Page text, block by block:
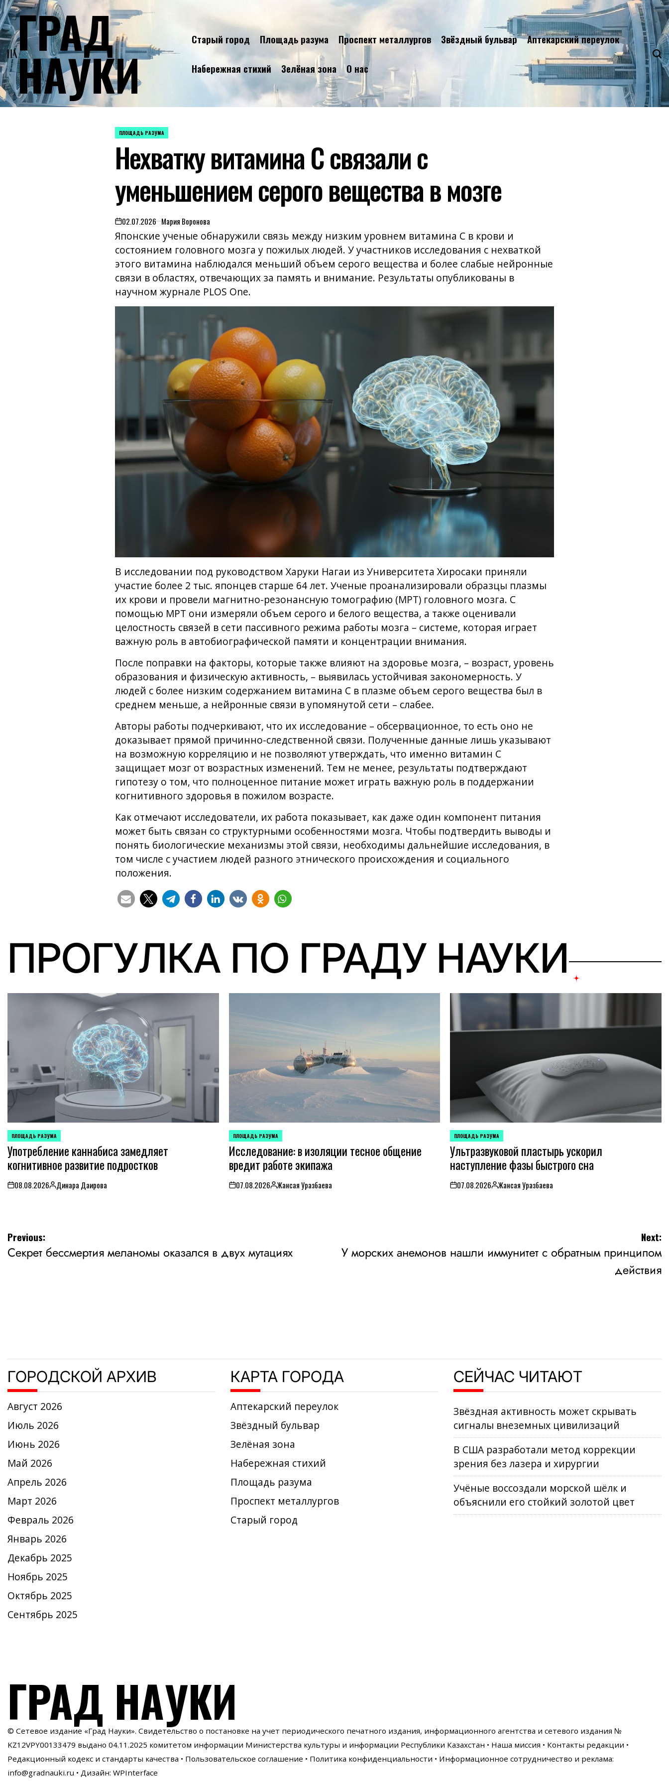
Skip
to
contentГРАД
НАУКИ
Старый город Площадь разума Проспект металлургов Звёздный бульвар Аптекарский переулок
Набережная стихий Зелёная зона О нас
POSTED
ПЛОЩАДЬ РАЗУМА
Нехватку витамина C связали с
уменьшением серого вещества в мозге
on02.07.2026 Мария Воронова
Японские ученые обнаружили связь между низким уровнем витамина C в крови и
состоянием головного мозга у пожилых людей. У участников исследования с нехваткой
этого витамина наблюдался меньший объем серого вещества и более слабые нейронные
связи в областях, отвечающих за память и внимание. Результаты опубликованы в
научном журнале PLOS One.
В исследовании под руководством Харуки Нагаи из Университета Хиросаки приняли
участие более 2 тыс. японцев старше 64 лет. Ученые проанализировали образцы плазмы
их крови и провели магнитно-резонансную томографию (МРТ) головного мозга. С
помощью МРТ они измеряли объем серого и белого вещества, а также оценивали
целостность связей в сети пассивного режима работы мозга – системе, которая играет
важную роль в автобиографической памяти и концентрации внимания.
После поправки на факторы, которые также влияют на здоровье мозга, – возраст, уровень
образования и физическую активность, – выявилась устойчивая закономерность. У
людей с более низким содержанием витамина С в плазме объем серого вещества был в
среднем меньше, а нейронные связи в упомянутой сети – слабее.
Авторы работы подчеркивают, что их исследование – обсервационное, то есть оно не
доказывает прямой причинно-следственной связи. Полученные данные лишь указывают
на возможную корреляцию и не позволяют утверждать, что именно витамин C
защищает мозг от возрастных изменений. Тем не менее, результаты подтверждают
гипотезу о том, что полноценное питание может играть важную роль в поддержании
когнитивного здоровья в пожилом возрасте.
Как отмечают исследователи, их работа показывает, как даже один компонент питания
может быть связан со структурными особенностями мозга. Чтобы подтвердить выводы и
понять биологические механизмы этой связи, необходимы дальнейшие исследования, в
том числе с участием людей разного этнического происхождения и социального
положения.
ПРОГУЛКА ПО ГРАДУ НАУКИ
POSTED
IN
ПЛОЩАДЬ РАЗУМА
Употребление каннабиса замедляет
когнитивное развитие подростков
on08.08.2026Posted
Динара Даирова
POSTED
IN
ПЛОЩАДЬ РАЗУМА
Исследование: в изоляции тесное общение
вредит работе экипажа
on07.08.2026Posted
Жансая Уразбаева
POSTED
IN
ПЛОЩАДЬ РАЗУМА
Ультразвуковой пластырь ускорил
наступление фазы быстрого сна
on07.08.2026Posted
Жансая Уразбаева
Навигация
по
Previous:
Секрет бессмертия меланомы оказался в двух мутациях
Next:
У морских анемонов нашли иммунитет с обратным принципом
действия
ГОРОДСКОЙ АРХИВ
Август 2026
Июль 2026
Июнь 2026
Май 2026
Апрель 2026
Март 2026
Февраль 2026
Январь 2026
Декабрь 2025
Ноябрь 2025
Октябрь 2025
Сентябрь 2025
КАРТА ГОРОДА
Аптекарский переулок
Звёздный бульвар
Зелёная зона
Набережная стихий
Площадь разума
Проспект металлургов
Старый город
СЕЙЧАС ЧИТАЮТ
Звёздная активность может скрывать
сигналы внеземных цивилизаций
В США разработали метод коррекции
зрения без лазера и хирургии
Учёные воссоздали морской шёлк и
объяснили его стойкий золотой цвет
ГРАД НАУКИ
© Сетевое издание «Град Науки». Свидетельство о постановке на учет периодического печатного издания, информационного агентства и сетевого издания №
KZ12VPY00133479 выдано 04.11.2025 комитетом информации Министерства культуры и информации Республики Казахстан • Наша миссия • Контакты редакции •
Редакционный кодекс и стандарты качества • Пользовательское соглашение • Политика конфиденциальности • Информационное сотрудничество и реклама:
info@gradnauki.ru • Дизайн: WPInterface